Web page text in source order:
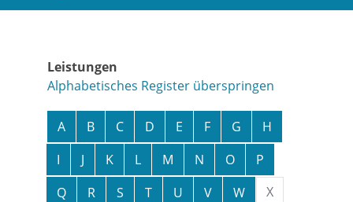
Leistungen
Alphabetisches Register überspringen
A B C D E F G
H
I
J K L M N O
P
Q
R S T U V W
X